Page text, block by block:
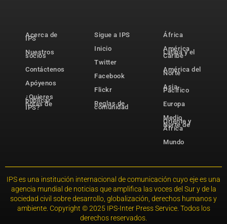
Acerca de
IPS
Nuestros
socios
Contáctenos
Apóyenos
¿Quieres
publicar
notas de
IPS?
Sigue a IPS
Inicio
Twitter
Facebook
Flickr
Reglas de
comunidad
África
América
Latina y el
Caribe
América del
Norte
Asia-
Pacífico
Europa
Medio
Oriente y
Norte de
África
Mundo
IPS es una institución internacional de comunicación cuyo eje es una
agencia mundial de noticias que amplifica las voces del Sur y de la
sociedad civil sobre desarrollo, globalización, derechos humanos y
ambiente. Copyright © 2025 IPS-Inter Press Service. Todos los
derechos reservados.